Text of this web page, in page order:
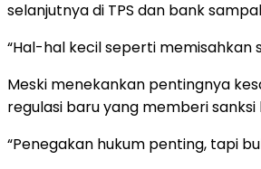
selanjutnya di TPS dan bank
“Hal-hal kecil seperti memisahkan
Meski menekankan pentingnya
regulasi baru yang memberi
“Penegakan hukum penting, tapi